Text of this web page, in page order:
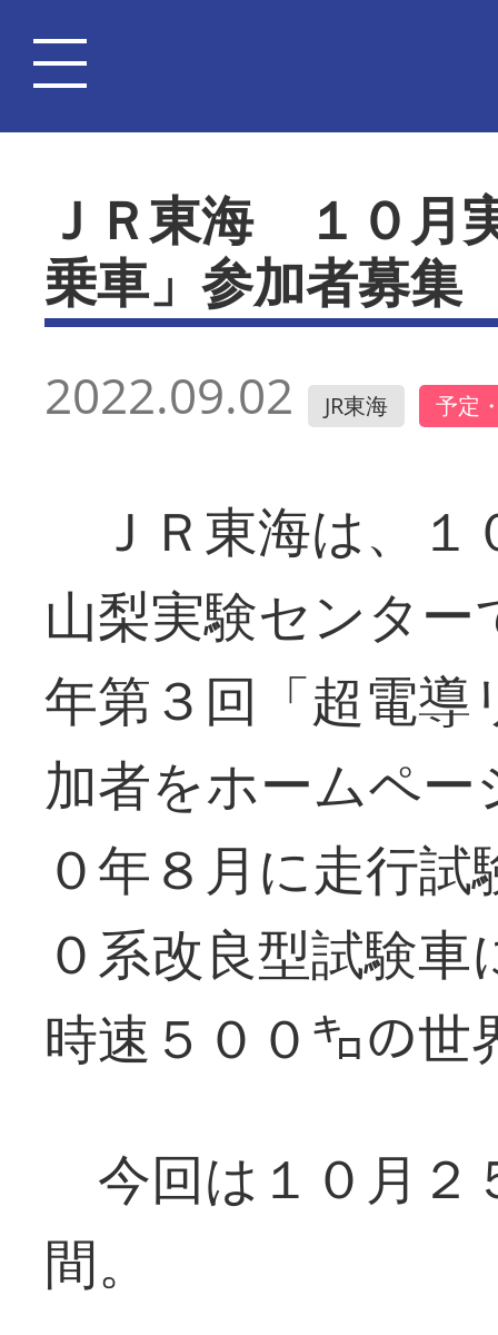
ＪＲ東海 １０月
乗車」参加者募集
2022.09.02 JR東海 予定
ＪＲ東海は、１
山梨実験センタ
年第３回「超電導
加者をホームペ
０年８月に走行
０系改良型試験
時速５００㌔の
今回は１０月２
間。